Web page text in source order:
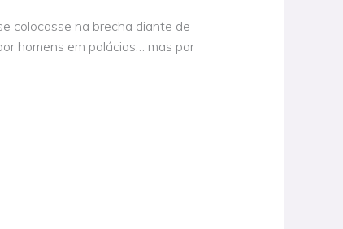
colocasse na brecha diante de
homens em palácios… mas por